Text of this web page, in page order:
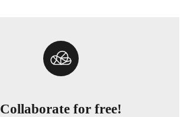
Collaborate for free!